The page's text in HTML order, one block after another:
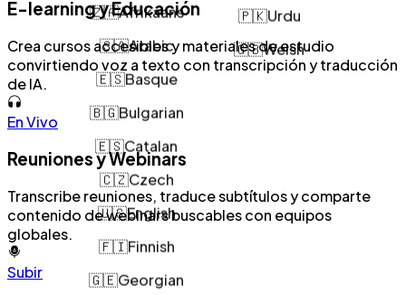
E-learning y Educación
Crea cursos accesibles y materiales de estudio
convirtiendo voz a texto con transcripción y traducción
de IA.
En Vivo
Reuniones y Webinars
Transcribe reuniones, traduce subtítulos y comparte
contenido de webinars buscables con equipos
globales.
Subir
🇿🇦Afrikaans
🇸🇦Arabic
🇪🇸Basque
🇧🇬Bulgarian
🇪🇸Catalan
🇨🇿Czech
🇺🇸English
🇫🇮Finnish
🇬🇪Georgian
🇵🇰Urdu
🇬🇧Welsh